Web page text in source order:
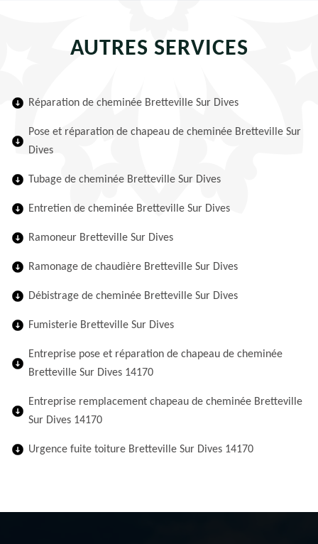
AUTRES SERVICES
Réparation de cheminée Bretteville Sur Dives
Pose et réparation de chapeau de cheminée Bretteville Sur
Dives
Tubage de cheminée Bretteville Sur Dives
Entretien de cheminée Bretteville Sur Dives
Ramoneur Bretteville Sur Dives
Ramonage de chaudière Bretteville Sur Dives
Débistrage de cheminée Bretteville Sur Dives
Fumisterie Bretteville Sur Dives
Entreprise pose et réparation de chapeau de cheminée
Bretteville Sur Dives 14170
Entreprise remplacement chapeau de cheminée Bretteville
Sur Dives 14170
Urgence fuite toiture Bretteville Sur Dives 14170